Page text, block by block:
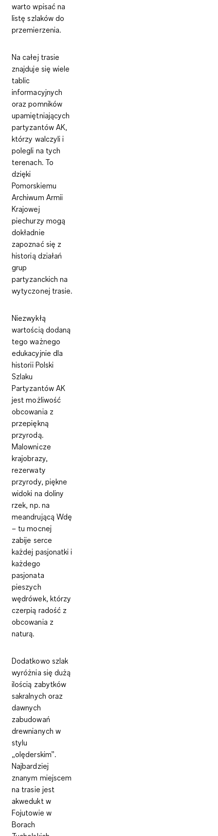
warto wpisać na
listę szlaków do
przemierzenia.
Na całej trasie
znajduje się wiele
tablic
informacyjnych
orazpomników
upamiętniających
partyzantów AK,
którzy walczyli i
polegli na tych
terenach. To
dzięki
Pomorskiemu
Archiwum Armii
Krajowej
piechurzy mogą
dokładnie
zapoznać się z
historią działań
grup
partyzanckich na
wytyczonej trasie.
Niezwykłą
wartością dodaną
tego ważnego
edukacyjnie dla
historii Polski
Szlaku
Partyzantów AK
jestmożliwość
obcowania z
przepiękną
przyrodą.
Malownicze
krajobrazy,
rezerwaty
przyrody, piękne
widoki na doliny
rzek, np. na
meandrującą Wdę
– tu mocnej
zabije serce
każdej pasjonatki i
każdego
pasjonata
pieszych
wędrówek, którzy
czerpią radość z
obcowania z
naturą.
Dodatkowo szlak
wyróżnia się dużą
ilością zabytków
sakralnych oraz
dawnych
zabudowań
drewnianych w
stylu
„olęderskim”.
Najbardziej
znanym miejscem
na trasie jest
akwedukt w
Fojutowie w
Borach